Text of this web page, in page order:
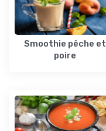
Smoothie pêche et
poire